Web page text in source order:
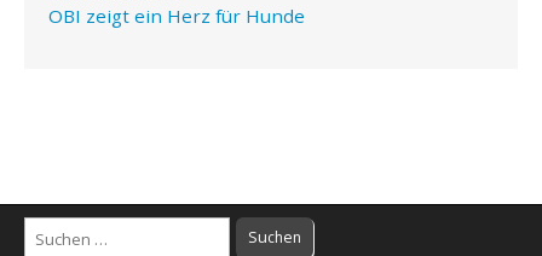
OBI zeigt ein Herz für Hunde
Suchen